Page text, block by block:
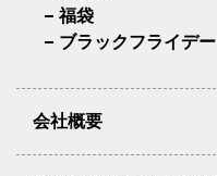
福袋
ブラックフライデー
会社概要